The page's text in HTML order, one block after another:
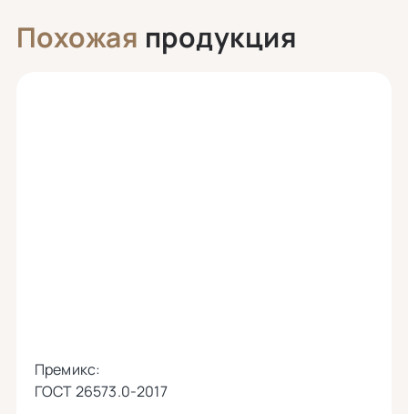
Похожая продукция
Премикс:
ГОСТ 26573.0-2017